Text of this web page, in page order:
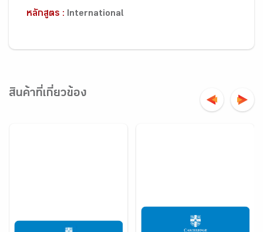
หลักสูตร : International
สินค้าที่เกี่ยวข้อง